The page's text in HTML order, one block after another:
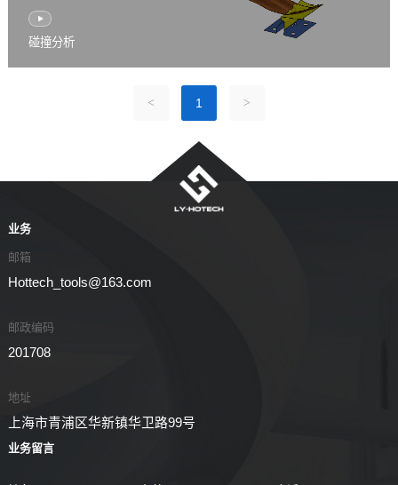
碰撞分析
< 1 >
业务
邮箱
Hottech_tools@163.com
邮政编码
201708
地址
上海市青浦区华新镇华卫路99号
业务留言